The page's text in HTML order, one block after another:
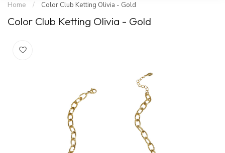
Home / Color Club Ketting Olivia - Gold
Color Club Ketting Olivia - Gold